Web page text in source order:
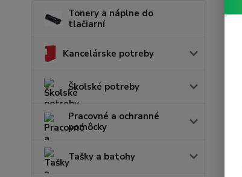
Tonery a náplne do
tlačiarní
Kancelárske potreby
Školské potreby
Pracovné a ochranné
pomôcky
Tašky a batohy